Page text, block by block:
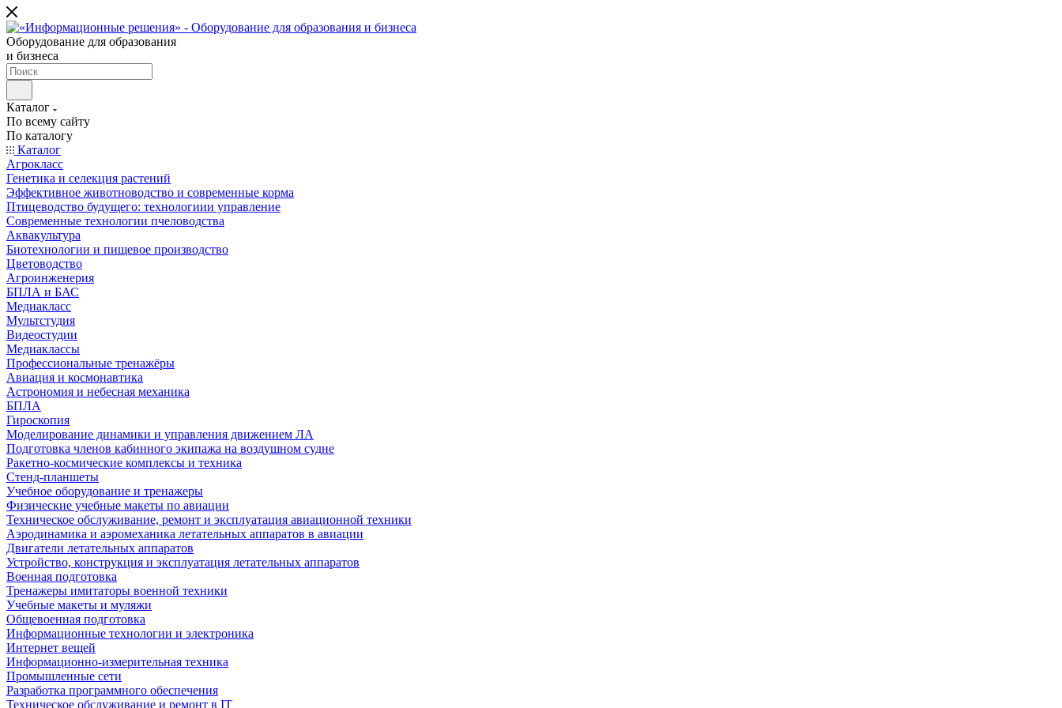
Оборудование для образования
и бизнеса
Каталог
По всему сайту
По каталогу
Каталог
Агрокласс
Генетика и селекция растений
Эффективное животноводство и современные корма
Птицеводство будущего: технологиии управление
Современные технологии пчеловодства
Аквакультура
Биотехнологии и пищевое производство
Цветоводство
Агроинженерия
БПЛА и БАС
Медиакласс
Мультстудия
Видеостудии
Медиаклассы
Профессиональные тренажёры
Авиация и космонавтика
Астрономия и небесная механика
БПЛА
Гироскопия
Моделирование динамики и управления движением ЛА
Подготовка членов кабинного экипажа на воздушном судне
Ракетно-космические комплексы и техника
Стенд-планшеты
Учебное оборудование и тренажеры
Физические учебные макеты по авиации
Техническое обслуживание, ремонт и эксплуатация авиационной техники
Аэродинамика и аэромеханика летательных аппаратов в авиации
Двигатели летательных аппаратов
Устройство, конструкция и эксплуатация летательных аппаратов
Военная подготовка
Тренажеры имитаторы военной техники
Учебные макеты и муляжи
Общевоенная подготовка
Информационные технологии и электроника
Интернет вещей
Информационно-измерительная техника
Промышленные сети
Разработка программного обеспечения
Техническое обслуживание и ремонт в IT